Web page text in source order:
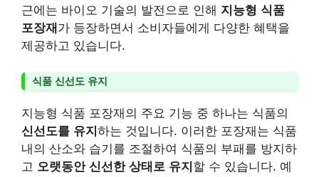
근에는 바이오 기술의 발전으로 인해 지능형 식품
포장재 가 등장하면서 소비자들에게 다양한 혜택을
제공하고 있습니다.
식품 신선도 유지
지능형 식품 포장재의 주요 기능 중 하나는 식품의
신선도를 유지 하는 것입니다. 이러한 포장재는 식품
내의 산소와 습기를 조절하여 식품의 부패를 방지하
고 오랫동안 신선한 상태로 유지 할 수 있습니다. 예